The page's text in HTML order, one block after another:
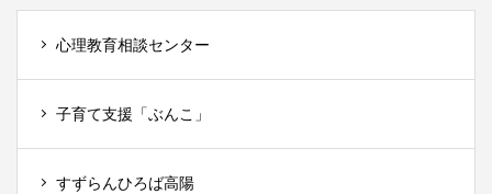
心理教育相談センター
子育て支援「ぶんこ」
すずらんひろば高陽